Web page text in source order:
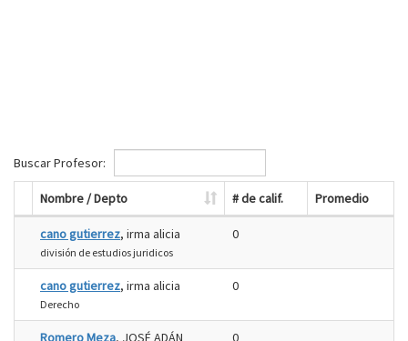
Buscar Profesor:
Nombre / Depto # de calif. Promedio
cano gutierrez, irma alicia
división de estudios juridicos
0
cano gutierrez, irma alicia
Derecho
0
Romero Meza, JOSÉ ADÁN 0